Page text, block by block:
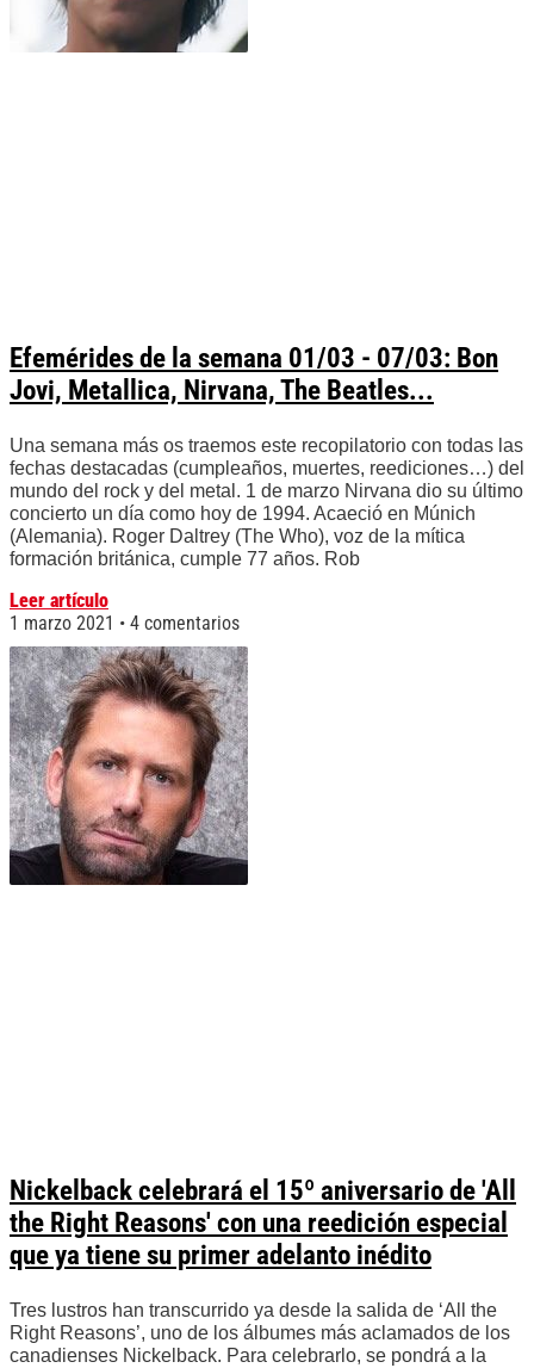
Efemérides de la semana 01/03 - 07/03: Bon
Jovi, Metallica, Nirvana, The Beatles...
Una semana más os traemos este recopilatorio con todas las
fechas destacadas (cumpleaños, muertes, reediciones…) del
mundo del rock y del metal. 1 de marzo Nirvana dio su último
concierto un día como hoy de 1994. Acaeció en Múnich
(Alemania). Roger Daltrey (The Who), voz de la mítica
formación británica, cumple 77 años. Rob
Leer artículo
1 marzo 2021
4 comentarios
Nickelback celebrará el 15º aniversario de 'All
the Right Reasons' con una reedición especial
que ya tiene su primer adelanto inédito
Tres lustros han transcurrido ya desde la salida de ‘All the
Right Reasons’, uno de los álbumes más aclamados de los
canadienses Nickelback. Para celebrarlo, se pondrá a la